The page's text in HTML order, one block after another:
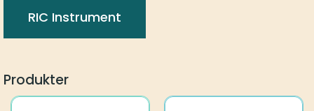
RIC Instrument
Produkter